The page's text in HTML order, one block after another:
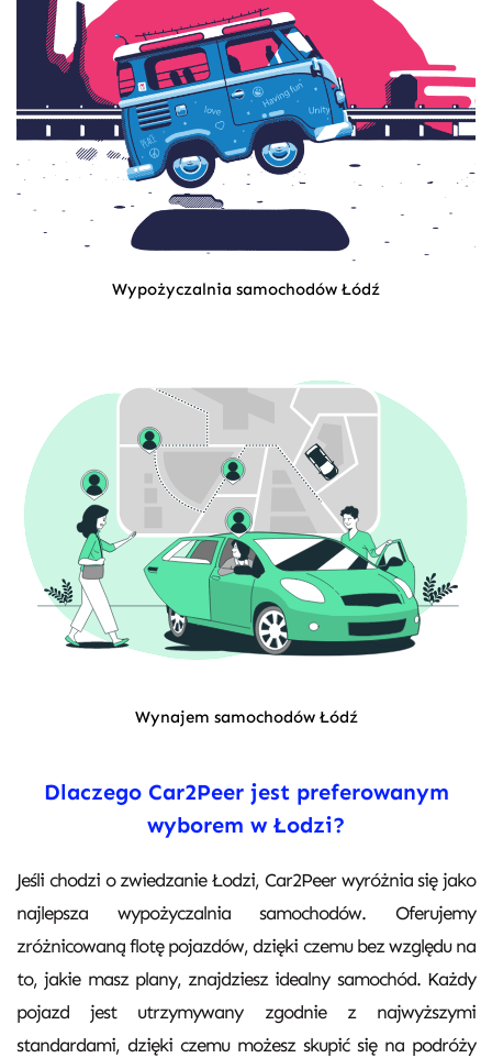
Wypożyczalnia samochodów Łódź
Wynajem samochodów Łódź
Dlaczego Car2Peer jest preferowanym
wyborem w Łodzi?
Jeśli chodzi o zwiedzanie Łodzi, Car2Peer wyróżnia się jako
najlepsza wypożyczalnia samochodów. Oferujemy
zróżnicowaną flotę pojazdów, dzięki czemu bez względu na
to, jakie masz plany, znajdziesz idealny samochód. Każdy
pojazd jest utrzymywany zgodnie z najwyższymi
standardami, dzięki czemu możesz skupić się na podróży